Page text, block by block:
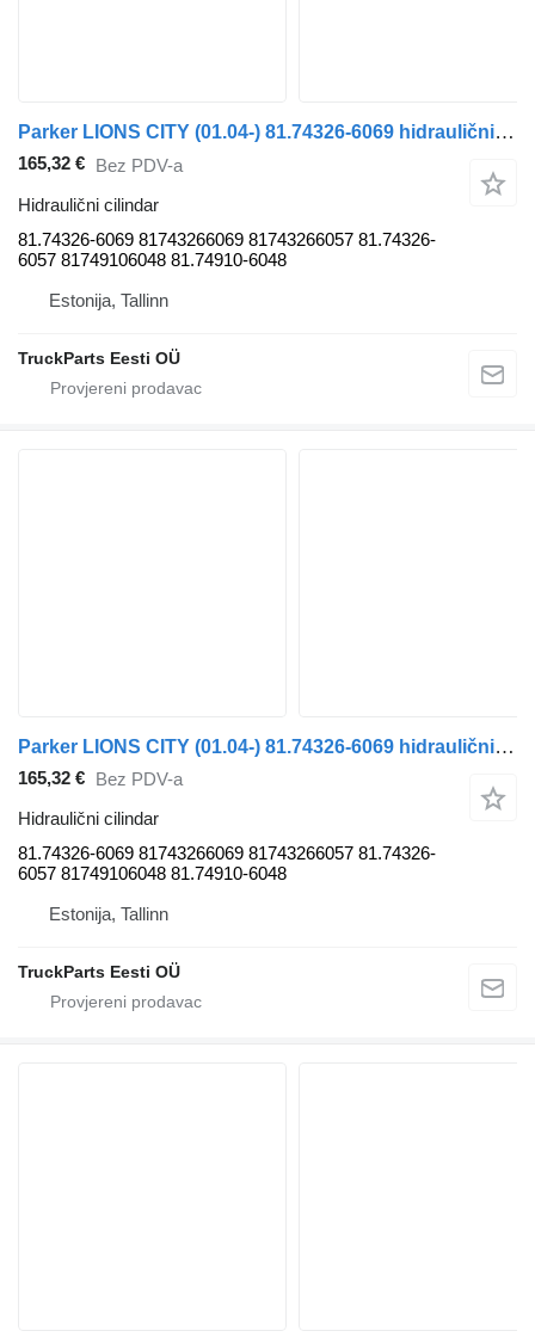
Parker LIONS CITY (01.04-) 81.74326-6069 hidraulični cilindar za MAN autobusa
165,32 € Bez PDV-a
Hidraulični cilindar
81.74326-6069 81743266069 81743266057 81.74326-
6057 81749106048 81.74910-6048
Estonija, Tallinn
TruckParts Eesti OÜ
Parker LIONS CITY (01.04-) 81.74326-6069 hidraulični cilindar za MAN autobusa
165,32 € Bez PDV-a
Hidraulični cilindar
81.74326-6069 81743266069 81743266057 81.74326-
6057 81749106048 81.74910-6048
Estonija, Tallinn
TruckParts Eesti OÜ